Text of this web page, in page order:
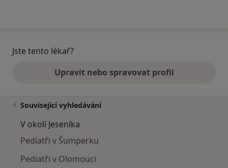
Jste tento lékař?
Upravit nebo spravovat profil
Související vyhledávání
V okolí Jeseníka
Pediatři v Šumperku
Pediatři v Olomouci